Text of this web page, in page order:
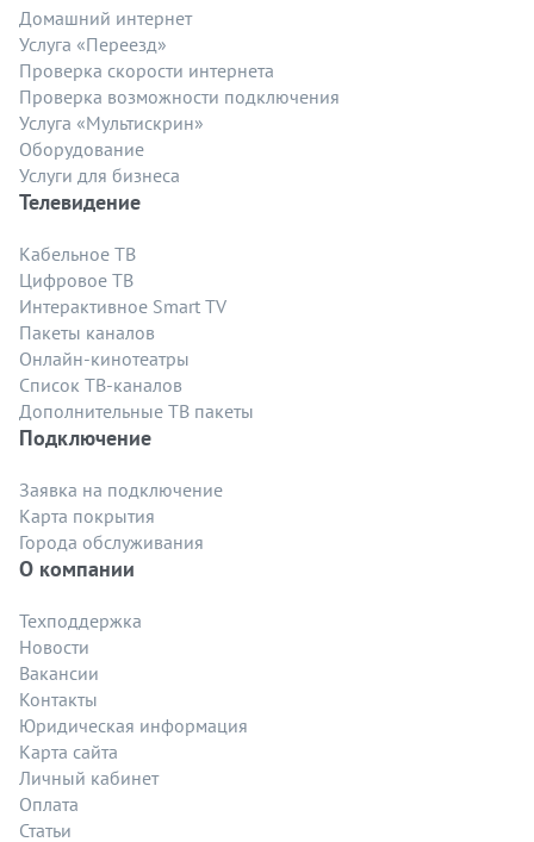
Домашний интернет
Услуга «Переезд»
Проверка скорости интернета
Проверка возможности подключения
Услуга «Мультискрин»
Оборудование
Услуги для бизнеса
Телевидение
Кабельное ТВ
Цифровое ТВ
Интерактивное Smart TV
Пакеты каналов
Онлайн-кинотеатры
Список ТВ-каналов
Дополнительные ТВ пакеты
Подключение
Заявка на подключение
Карта покрытия
Города обслуживания
О компании
Техподдержка
Новости
Вакансии
Контакты
Юридическая информация
Карта сайта
Личный кабинет
Оплата
Статьи